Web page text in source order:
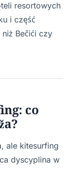
resortowych
i część
Bečići czy
co
ale kitesurfing
dyscyplina w